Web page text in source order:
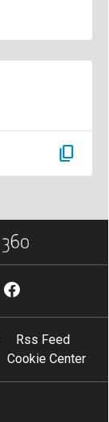
content_copy
Rss Feed
Cookie Center